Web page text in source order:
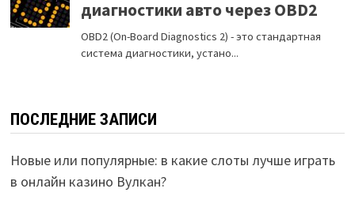
ПОСЛЕДНИЕ ЗАПИСИ
Новые или популярные: в какие слоты лучше играть
в онлайн казино Вулкан?